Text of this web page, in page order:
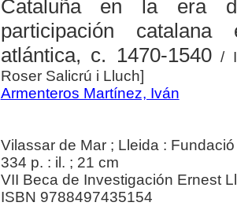
Cataluña en la era
participación
atlántica, c. 1470-1540 /
Roser Salicrú i Lluch]
Armenteros Martínez, Iván
Vilassar de Mar ; Lleida :
334 p. : il. ; 21 cm
VII Beca de Investigación Ernest
ISBN 9788497435154